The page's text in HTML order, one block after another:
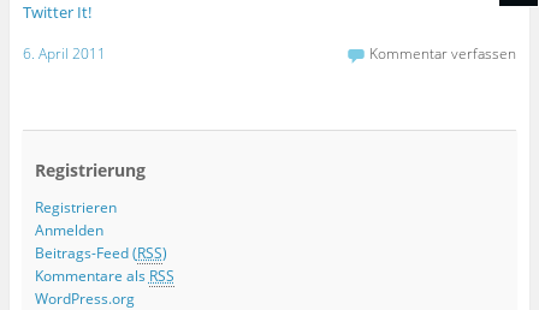
Twitter It!
6. April 2011 Kommentar verfassen
Registrierung
Registrieren
Anmelden
Beitrags-Feed (RSS)
Kommentare als RSS
WordPress.org